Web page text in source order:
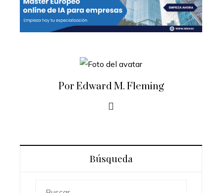
Por Edward M. Fleming
Búsqueda